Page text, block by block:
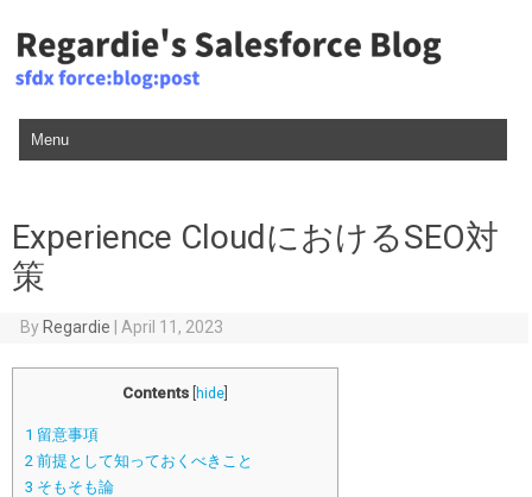
Skip to content
Experience CloudにおけるSEO対
策
ByRegardie | April 11, 2023
Contents hide
1 留意事項
2 前提として知っておくべきこと
3 そもそも論